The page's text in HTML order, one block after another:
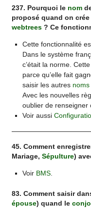
237. Pourquoi le nom
proposé quand on
webtrees ? Ce
Cette fonctionnalité
Dans le système
c’était la norme.
parce qu’elle fait
saisir les autres noms
Avec les nouvelles
oublier de renseigner
Voir aussi
45. Comment
Mariage,Sépulture)
Voir BMS.
83. Comment saisir
épouse) quand le